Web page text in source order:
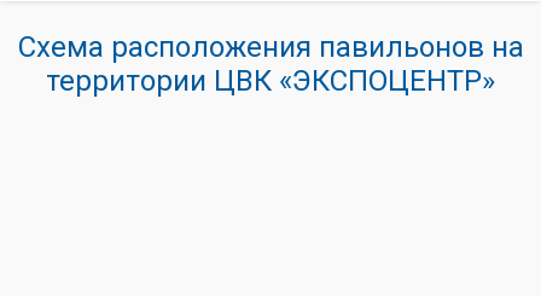
Схема расположения павильонов на
территории ЦВК «ЭКСПОЦЕНТР»